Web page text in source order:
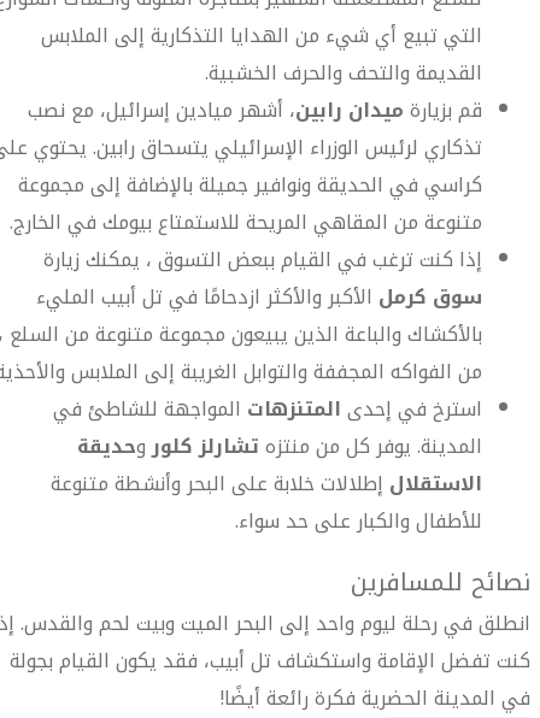
التي تبيع أي شيء من الهدايا التذكارية إلى الملابس
القديمة والتحف والحرف الخشبية.
قم بزيارةميدان رابين، أشهر ميادين إسرائيل، مع نصب
تذكاري لرئيس الوزراء الإسرائيلي يتسحاق رابين. يحتوي
كراسي في الحديقة ونوافير جميلة بالإضافة إلى مجموعة
متنوعة من المقاهي المريحة للاستمتاع بيومك في الخارج.
إذا كنت ترغب في القيام ببعض التسوق ، يمكنك زيارة
سوق كرمل الأكبر والأكثر ازدحامًا في تل أبيب المليء
بالأكشاك والباعة الذين يبيعون مجموعة متنوعة من السلع
من الفواكه المجففة والتوابل الغريبة إلى الملابس
استرخ في إحدىالمتنزهات المواجهة للشاطئ في
المدينة. يوفر كل من منتزهتشارلز كلوروحديقة
الاستقلال إطلالات خلابة على البحر وأنشطة متنوعة
للأطفال والكبار على حد سواء.
نصائح للمسافرين
انطلق في رحلة ليوم واحد إلى البحر الميت وبيت لحم والقدس.
كنت تفضل الإقامة واستكشاف تل أبيب، فقد يكون القيام بجولة
في المدينة الحضرية فكرة رائعة أيضًا!